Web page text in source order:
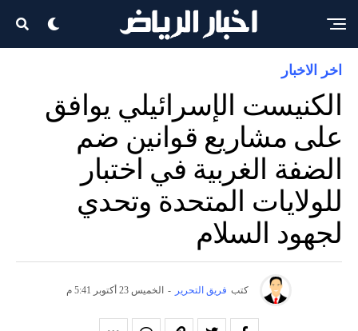
اخر الاخبار
الكنيست الإسرائيلي يوافق
على مشاريع قوانين ضم
الضفة الغربية في اختبار
للولايات المتحدة وتحدي
لجهود السلام
كتب فريق التحرير - الخميس 23 أكتوبر 5:41 م